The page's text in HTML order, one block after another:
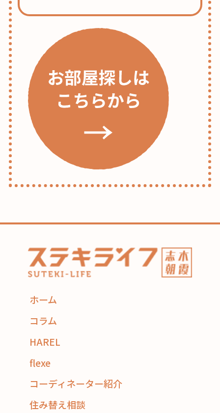
ホーム
コラム
HAREL
flexe
コーディネーター紹介
住み替え相談